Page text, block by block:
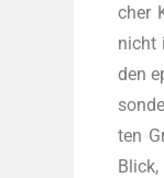
cher
nicht
den
ten